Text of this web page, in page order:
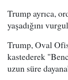
Trump ayrıca,
yaşadığını
Trump, Oval
kastederek
uzun süre